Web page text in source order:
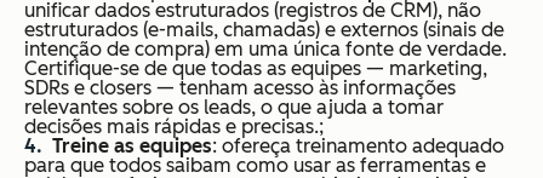
unificar dados estruturados (registros de CRM), não
estruturados (e-mails, chamadas) e externos (sinais de
intenção de compra) em uma única fonte de verdade.
Certifique-se de que todas as equipes — marketing,
SDRs e closers — tenham acesso às informações
relevantes sobre os leads, o que ajuda a tomar
decisões mais rápidas e precisas.;
Treine as equipes: ofereça treinamento adequado
para que todos saibam como usar as ferramentas e